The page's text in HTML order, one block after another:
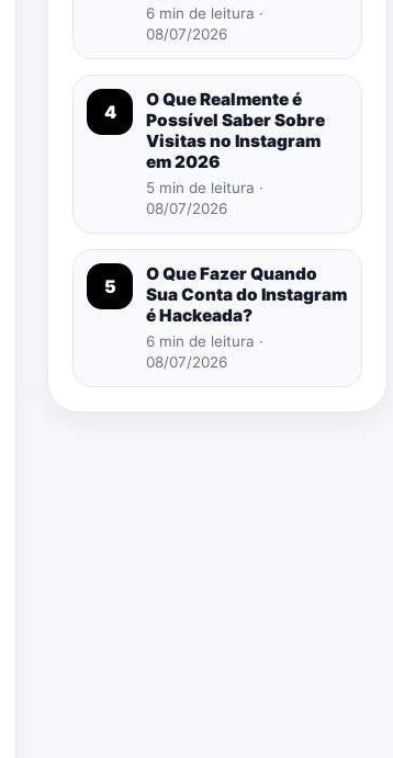
6 min de leitura ·
08/07/2026
4
O Que Realmente é
Possível Saber Sobre
Visitas no Instagram
em 2026
5 min de leitura ·
08/07/2026
5
O Que Fazer Quando
Sua Conta do Instagram
é Hackeada?
6 min de leitura ·
08/07/2026